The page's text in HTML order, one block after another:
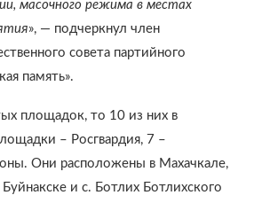
масочного режима в местах
», — подчеркнул член
совета партийного
память».
площадок, то 10 из них в
– Росгвардия, 7 –
Они расположены в Махачкале,
и с. Ботлих Ботлихского